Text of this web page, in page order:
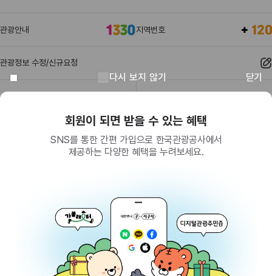
다시 보지 않기 닫기
회원이 되면 받을 수 있는 혜택
SNS를 통한 간편 가입으로 한국관광공사에서
제공하는 다양한 혜택을 누려보세요.
관광안내 지역번호
관광정보 수정/신규요청
관광정보
202-81-50707
통신판매업신고
제2009-서울중구-1234호